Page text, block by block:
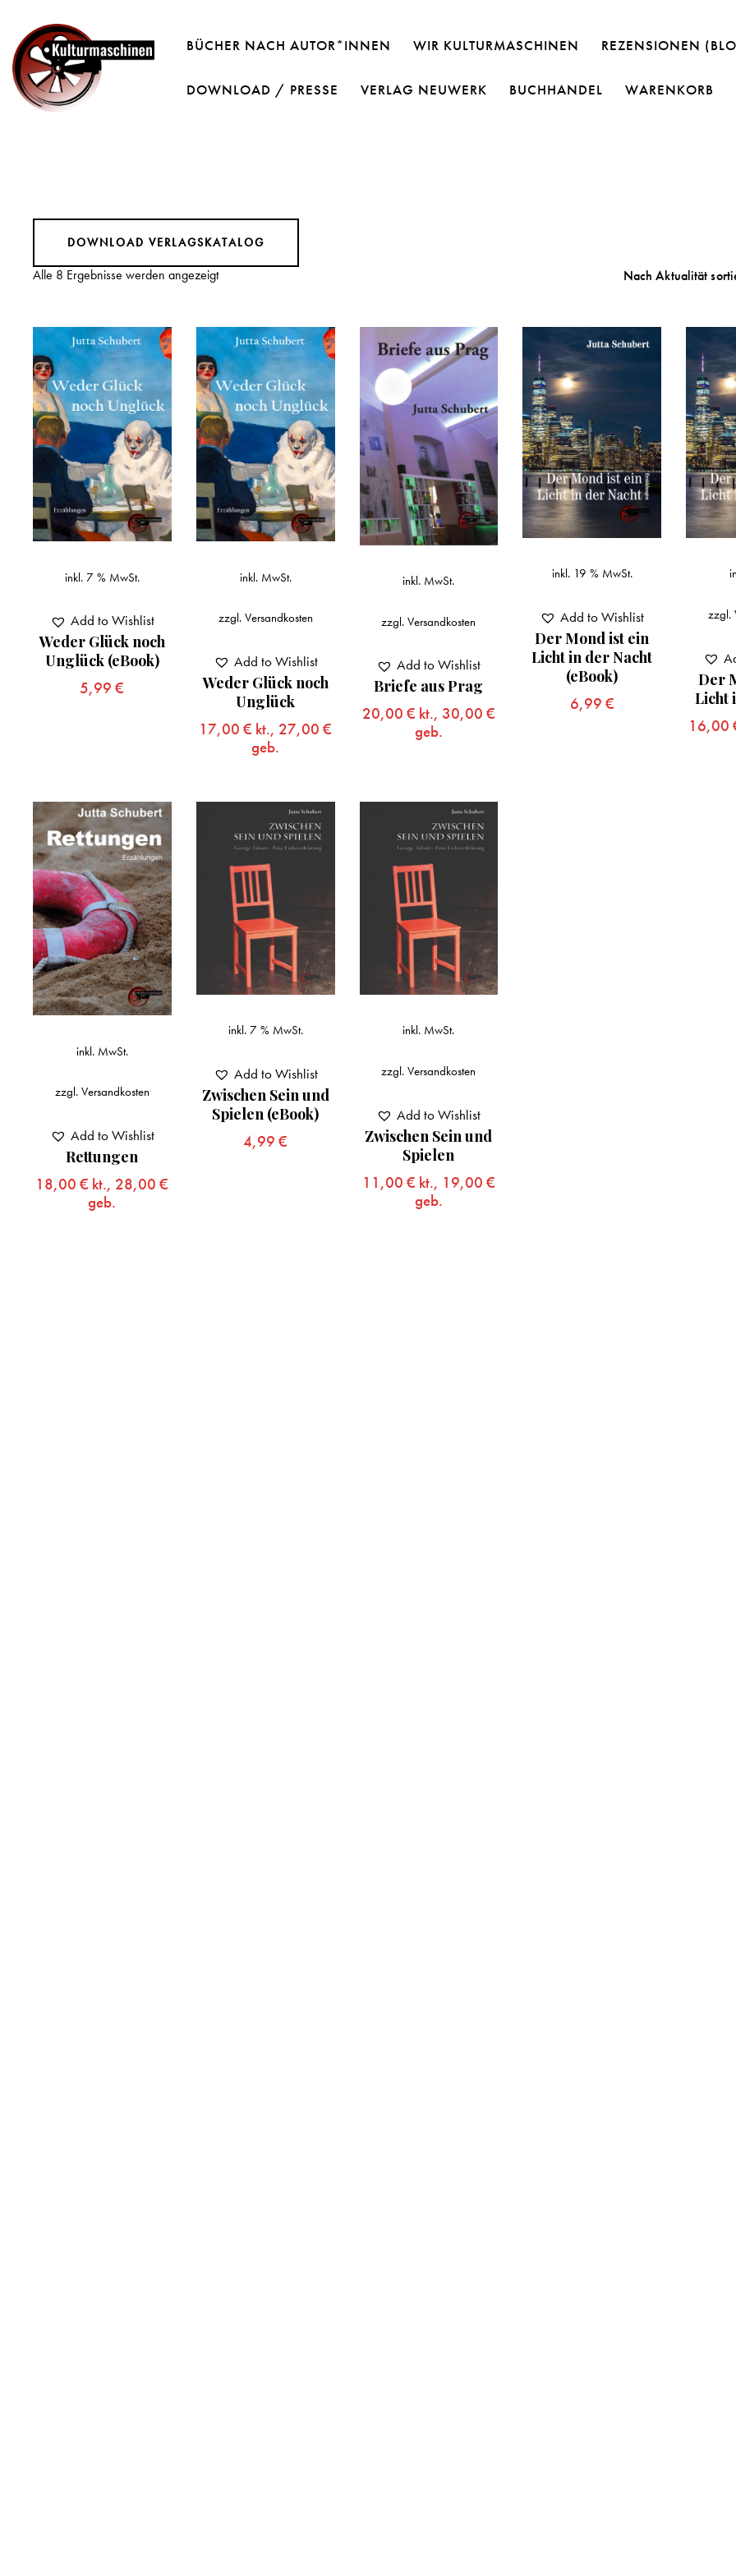
BÜCHER NACH AUTOR*INNEN WIR KULTURMASCHINEN REZENSIONEN
DOWNLOAD / PRESSE VERLAG NEUWERK BUCHHANDEL WARENKORB
DOWNLOAD VERLAGSKATALOG
Alle 8 Ergebnisse werden angezeigt
Weder Glück noch
Unglück (eBook)
5,99€
inkl. 7 % MwSt.
Add to Wishlist
Weder Glück noch
Unglück
17,00€ kt., 27,00€
geb.
inkl. MwSt.
zzgl. Versandkosten
Add to Wishlist
Briefe aus Prag
20,00 € kt., 30,00 €
geb.
inkl. MwSt.
zzgl.Versandkosten
Add to Wishlist
Der Mond ist ein
Licht in der Nacht
(eBook)
6,99 €
inkl. 19 % MwSt.
Add to Wishlist
Der
Licht
16,00
zzgl.
Rettungen
18,00€ kt., 28,00€
geb.
inkl. MwSt.
zzgl. Versandkosten
Add to Wishlist
Zwischen Sein und
Spielen (eBook)
4,99€
inkl. 7 % MwSt.
Add to Wishlist
Zwischen Sein und
Spielen
11,00 € kt., 19,00 €
geb.
inkl. MwSt.
zzgl.Versandkosten
Add to Wishlist